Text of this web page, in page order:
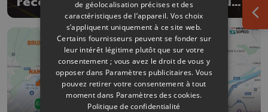
sport de la Province de Liège
de géolocalisation précises et des
caractéristiques de l’appareil. Vos choix
s’appliquent uniquement à ce site web.
Certains fournisseurs peuvent se fonder sur
leur intérêt légitime plutôt que sur votre
consentement ; vous avez le droit de vous y
opposer dans Paramètres publicitaires. Vous
pouvez retirer votre consentement à tout
moment dans Paramètres des cookies.
Politique de confidentialité